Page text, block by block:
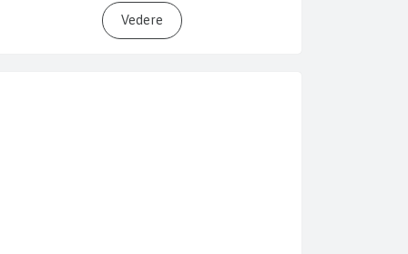
Vedere